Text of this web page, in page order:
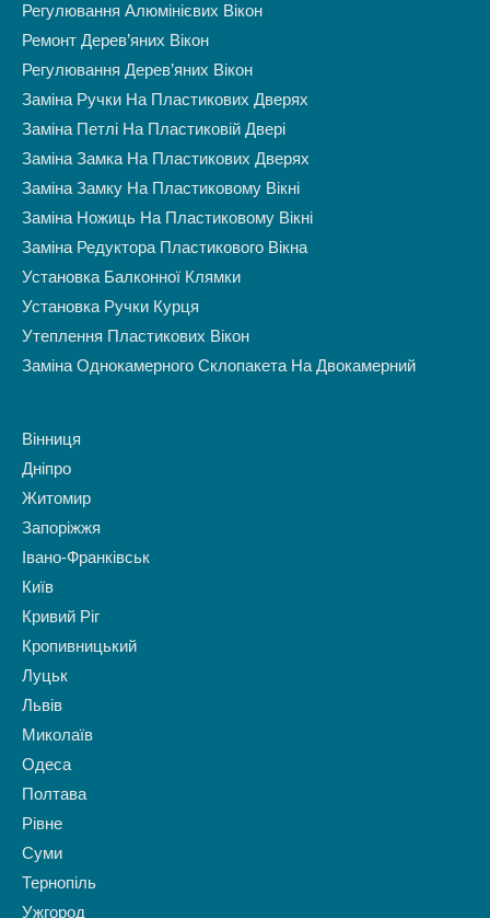
Регулювання Алюмінієвих Вікон
Ремонт Дерев’яних Вікон
Регулювання Дерев’яних Вікон
Заміна Ручки На Пластикових Дверях
Заміна Петлі На Пластиковій Двері
Заміна Замка На Пластикових Дверях
Заміна Замку На Пластиковому Вікні
Заміна Ножиць На Пластиковому Вікні
Заміна Редуктора Пластикового Вікна
Установка Балконної Клямки
Установка Ручки Курця
Утеплення Пластикових Вікон
Заміна Однокамерного Склопакета На Двокамерний
Вінниця
Дніпро
Житомир
Запоріжжя
Івано-Франківськ
Київ
Кривий Ріг
Кропивницький
Луцьк
Львів
Миколаїв
Одеса
Полтава
Рівне
Суми
Тернопіль
Ужгород